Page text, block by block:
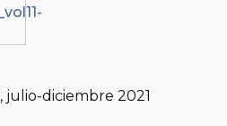
, julio-diciembre 2021